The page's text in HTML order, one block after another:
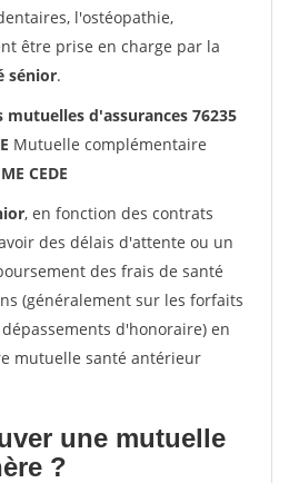
l'ostéopathie,
être prise en charge par la
sénior.
mutuelles d'assurances 76235
Mutuelle complémentaire
CEDE
, en fonction des contrats
des délais d'attente ou un
des frais de santé
(généralement sur les forfaits
d'honoraire) en
mutuelle santé antérieur
une mutuelle
?